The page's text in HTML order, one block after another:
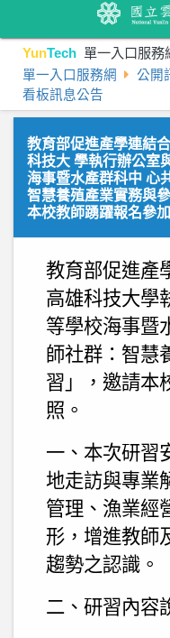
YunTech 單一入口服務
單一入口服務網 公開
看板訊息公告
教育部促進產學連結
科技大 學執行辦公室
海事暨水產群科中 心
智慧養殖產業實務與
本校教師踴躍報名參加
教育部促進產
高雄科技大學
等學校海事暨
師社群：智慧
習」，邀請本
照。
一、本次研習
地走訪與專業
管理、漁業經
形，增進教師
趨勢之認識。
二、研習內容